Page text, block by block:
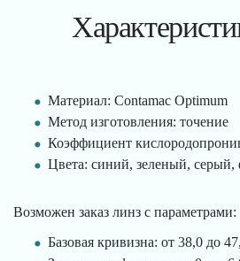
Материал: Contamac Optimum
Метод изготовления: точение
Коэффициент
Цвета: синий, зеленый, серый,
Возможен заказ линз с параметрами:
Базовая кривизна: от 38,0 до